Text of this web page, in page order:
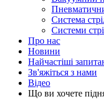
Система
Системи
Про нас
Новини
Найчастіші
Зв'яжіться з нами
Відео
Що ви хочете